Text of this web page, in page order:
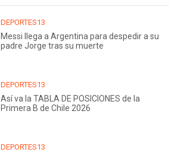
DEPORTES13
Messi llega a Argentina para despedir a su
padre Jorge tras su muerte
DEPORTES13
Así va la TABLA DE POSICIONES de la
Primera B de Chile 2026
DEPORTES13